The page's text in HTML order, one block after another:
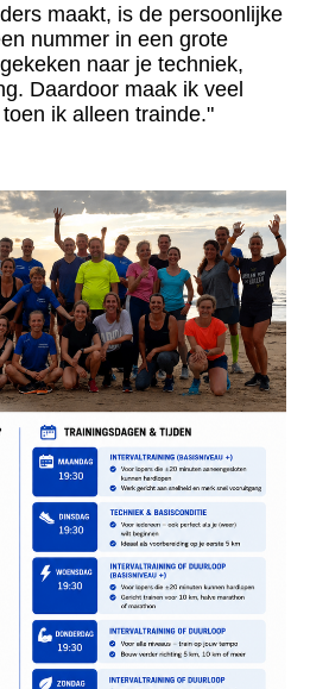
maakt, is de persoonlijke
nummer in een grote
naar je techniek,
Daardoor maak ik veel
ik alleen trainde."